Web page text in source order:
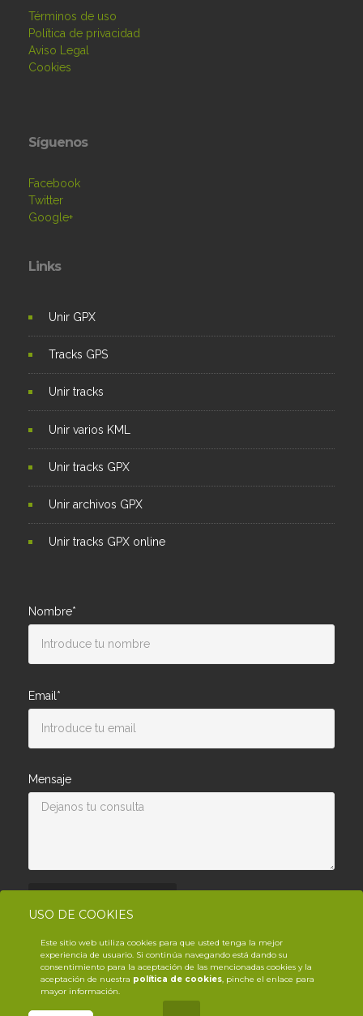
USO DE COOKIES
Este sitio web utiliza cookies para que usted tenga la mejor
experiencia de usuario. Si continúa navegando está dando su
consentimiento para la aceptación de las mencionadas cookies y la
aceptación de nuestra política de cookies, pinche el enlace para
mayor información.
Términos de uso
Política de privacidad
Aviso Legal
Cookies
Síguenos
Facebook
Twitter
Google+
Links
Unir GPX
Tracks GPS
Unir tracks
Unir varios KML
Unir tracks GPX
Unir archivos GPX
Unir tracks GPX online
Nombre*
Email*
Mensaje